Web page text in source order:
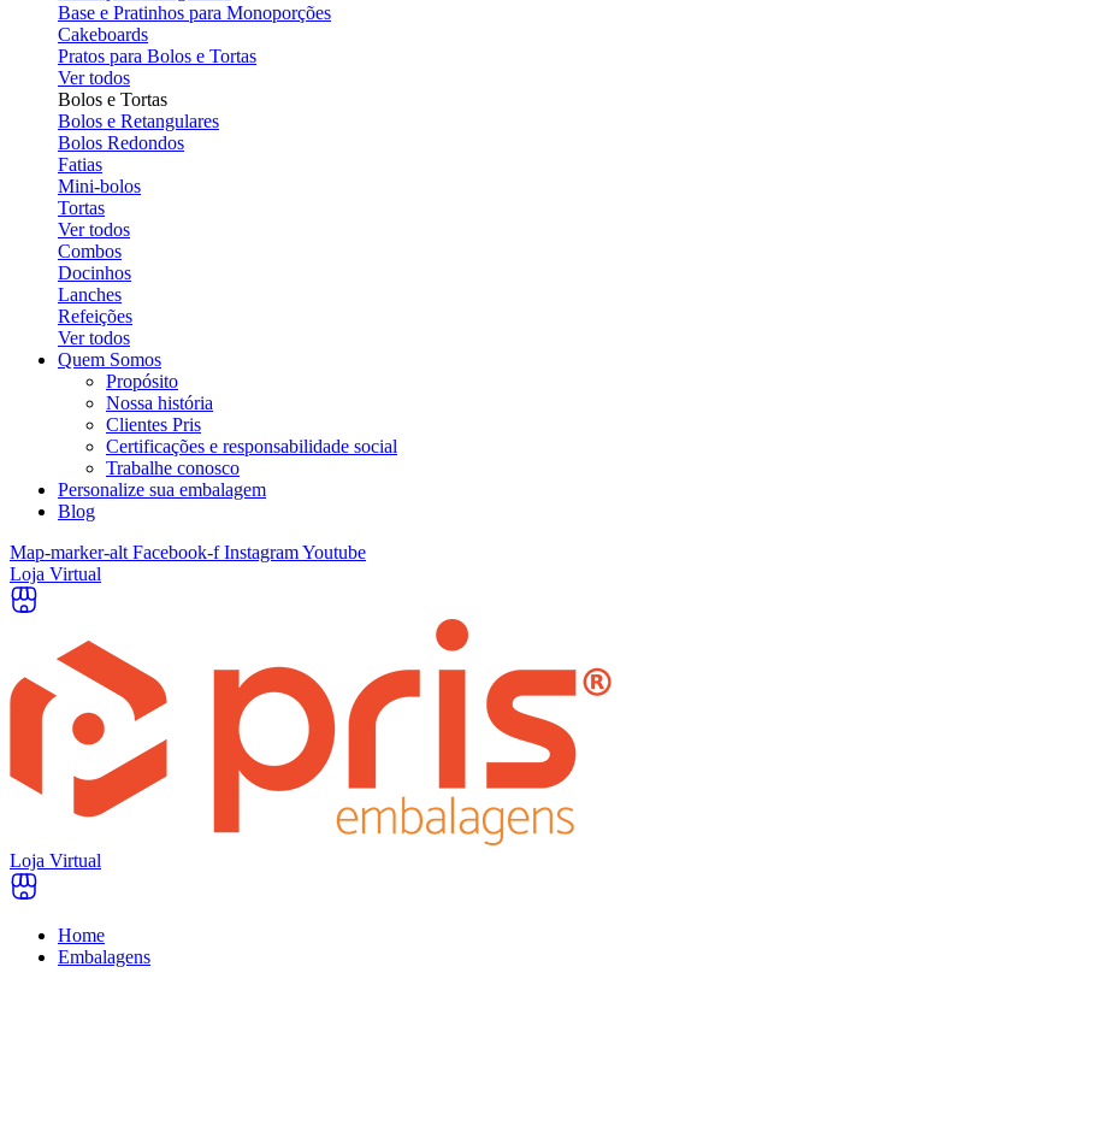
Base e Pratinhos para Monoporções
Cakeboards
Pratos para Bolos e Tortas
Ver todos
Bolos e Tortas
Bolos e Retangulares
Bolos Redondos
Fatias
Mini-bolos
Tortas
Ver todos
Combos
Docinhos
Lanches
Refeições
Ver todos
Quem Somos
Propósito
Nossa história
Clientes Pris
Certificações e responsabilidade social
Trabalhe conosco
Personalize sua embalagem
Blog
Map-marker-alt Facebook-f InstagramYoutube
Loja Virtual
Loja Virtual
Home
Embalagens